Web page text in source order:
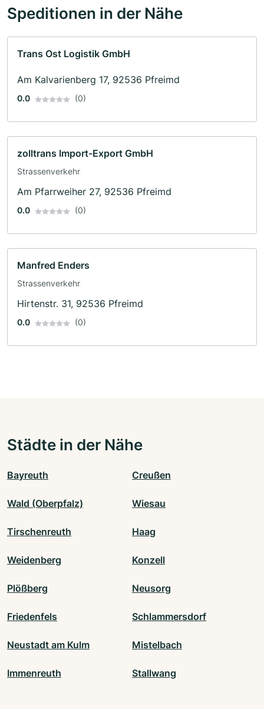
Speditionen in der Nähe
Trans Ost Logistik GmbH
Am Kalvarienberg 17, 92536 Pfreimd
0.0 (0)
zolltrans Import-Export GmbH
Strassenverkehr
Am Pfarrweiher 27, 92536 Pfreimd
0.0 (0)
Manfred Enders
Strassenverkehr
Hirtenstr. 31, 92536 Pfreimd
0.0 (0)
Städte in der Nähe
Bayreuth Creußen
Wald (Oberpfalz) Wiesau
Tirschenreuth Haag
Weidenberg Konzell
Plößberg Neusorg
Friedenfels Schlammersdorf
Neustadt am Kulm Mistelbach
Immenreuth Stallwang